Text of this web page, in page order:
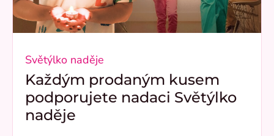
Světýlko naděje
Každým prodaným kusem
podporujete nadaci Světýlko
naděje